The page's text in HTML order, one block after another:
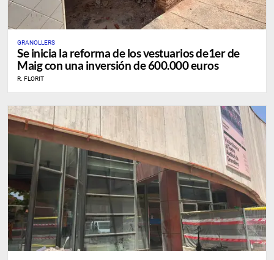
GRANOLLERS
Se inicia la reforma de los vestuarios de1er de
Maig con una inversión de 600.000 euros
R. FLORIT